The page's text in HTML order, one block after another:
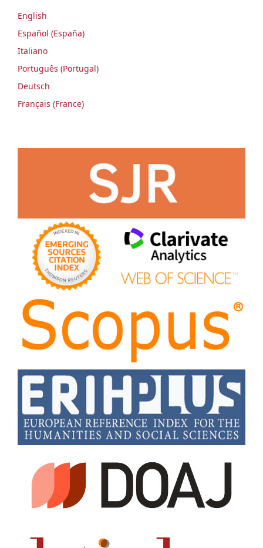
English
Español (España)
Italiano
Português (Portugal)
Deutsch
Français (France)